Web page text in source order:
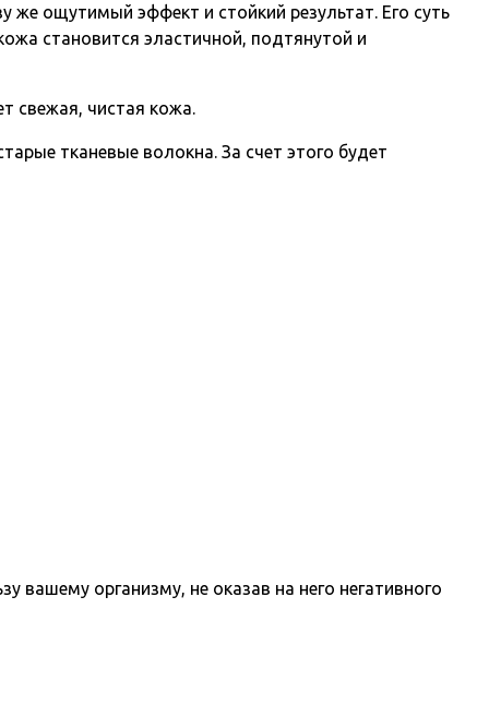
ощутимый эффект и стойкий результат. Его суть
становится эластичной, подтянутой и
свежая, чистая кожа.
тканевые волокна. За счет этого будет
организму, не оказав на него негативного